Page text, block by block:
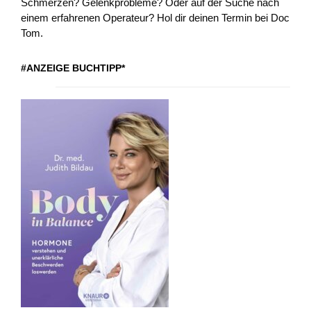
Schmerzen? Gelenkprobleme? Oder auf der Suche nach
einem erfahrenen Operateur? Hol dir deinen Termin bei Doc
Tom.
#ANZEIGE BUCHTIPP*